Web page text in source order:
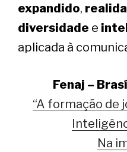
expandido,
diversidade e
aplicada à
Fenaj –
“A formação de
Na